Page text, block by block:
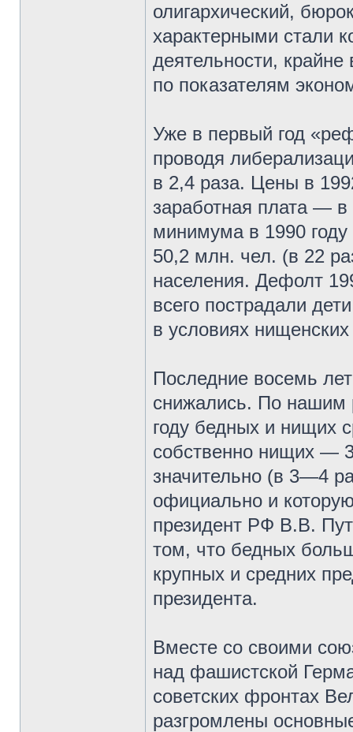
олигархический,
характерными стали
деятельности,
по показателям
Уже в первый год
проводя
в 2,4 раза. Цены в
заработная плата —
минимума в 1990
50,2 млн. чел. (в 22
населения. Дефолт
всего пострадали
в условиях
Последние восемь
снижались. По нашим
году бедных и нищих
собственно нищих —
значительно (в 3—4
официально и
президент РФ В.В.
том, что бедных
крупных и средних
президента.
Вместе со своими
над фашистской
советских фронтах
разгромлены